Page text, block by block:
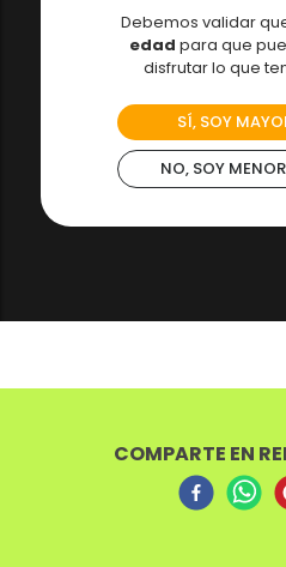
Debemos validar
edad para que
disfrutar lo que
SÍ, SOY
NO, SOY